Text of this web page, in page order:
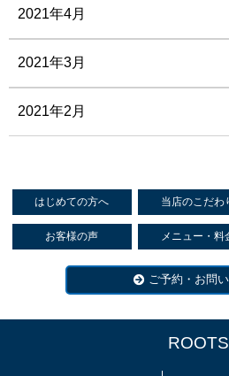
2021年4月
2021年3月
2021年2月
はじめての方へ 当店のこだわ
お客様の声 メニュー・料
ご予約・お問
ROOTS